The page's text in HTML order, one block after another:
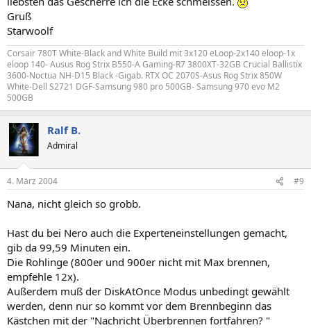
Gruß
Starwoolf
Corsair 780T White-Black and White Build mit 3x120 eLoop-2x140 eloop-1x
eloop 140- Ausus Rog Strix B550-A Gaming-R7 3800XT-32GB Crucial Ballistix
3600-Noctua NH-D15 Black -Gigab. RTX OC 2070S-Asus Rog Strix 850W
White-Dell S2721 DGF-Samsung 980 pro 500GB- Samsung 970 evo M2
500GB
Ralf B.
Admiral
4. März 2004 #9
Nana, nicht gleich so grobb.
Hast du bei Nero auch die Experteneinstellungen gemacht,
gib da 99,59 Minuten ein.
Die Rohlinge (800er und 900er nicht mit Max brennen,
empfehle 12x).
Außerdem muß der DiskAtOnce Modus unbedingt gewählt
werden, denn nur so kommt vor dem Brennbeginn das
Kästchen mit der "Nachricht Überbrennen fortfahren? "